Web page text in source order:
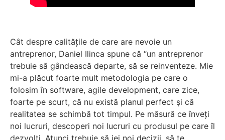
Cât despre calitățile de care are nevoie un
antreprenor, Daniel Ilinca spune că “un antreprenor
trebuie să gândească departe, să se reinventeze. Mie
mi-a plăcut foarte mult metodologia pe care o
folosim în software, agile development, care zice,
foarte pe scurt, că nu există planul perfect și că
realitatea se schimbă tot timpul. Pe măsură ce înveți
noi lucruri, descoperi noi lucruri cu produsul pe care îl
dezvolți. Atunci trebuie să iei noi decizii, să te